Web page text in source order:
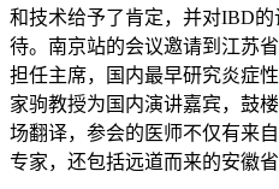
和技术给予了肯定，并对IBD
待。南京站的会议邀请到江苏
担任主席，国内最早研究炎症
家驹教授为国内演讲嘉宾，鼓
场翻译，参会的医师不仅有来
专家，还包括远道而来的安徽省